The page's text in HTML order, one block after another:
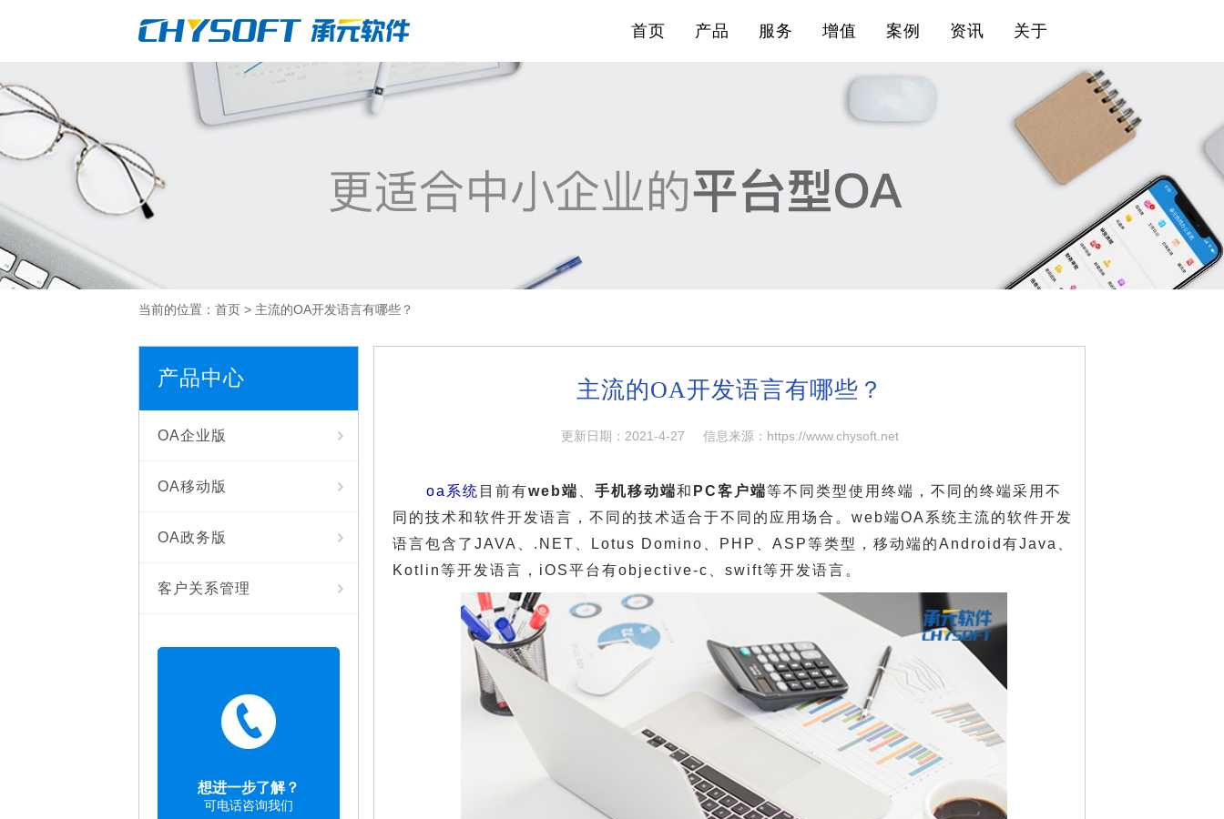
首页 产品 服务 增值 案例 资讯 关于
当前的位置： 首页 > 主流的OA开发语言有哪些？
产品中心
OA企业版
OA移动版
OA政务版
客户关系管理
想进一步了解？
可电话咨询我们
主流的OA开发语言有哪些？
更新日期：2021-4-27 信息来源： https://www.chysoft.net
oa系统 目前有web端 手机移动端和 PC客户端等不同类型使用终端，不同的终端采用不
同的技术和软件开发语言，不同的技术适合于不同的应用场合。web端OA系统主流的软件开发
语言包含了JAVA、.NET、Lotus Domino、PHP、ASP等类型，移动端的Android有Java、
Kotlin等开发语言，iOS平台有objective-c、swift等开发语言。